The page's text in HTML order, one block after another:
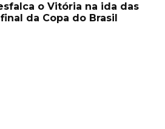
o Vitória na ida das
da Copa do Brasil